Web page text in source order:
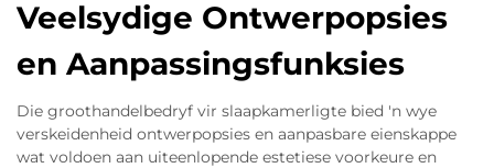
Veelsydige Ontwerpopsies
en Aanpassingsfunksies
Die groothandelbedryf vir slaapkamerligte bied 'n wye
verskeidenheid ontwerpopsies en aanpasbare eienskappe
wat voldoen aan uiteenlopende estetiese voorkeure en